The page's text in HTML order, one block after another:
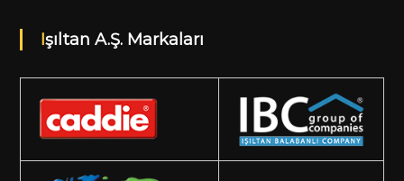
Işıltan A.Ş. Markaları